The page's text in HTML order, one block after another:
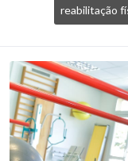
reabilitação